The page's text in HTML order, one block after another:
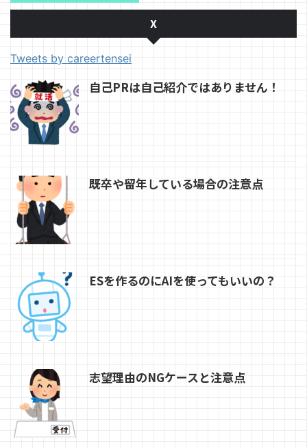
X
Tweets by careertensei
自己PRは自己紹介ではありません！
既卒や留年している場合の注意点
ESを作るのにAIを使ってもいいの？
志望理由のNGケースと注意点